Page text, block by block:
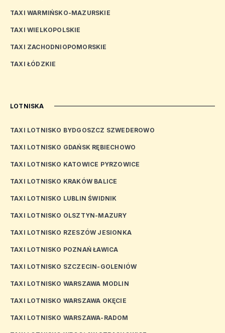
TAXI WARMIŃSKO-MAZURSKIE
TAXI WIELKOPOLSKIE
TAXI ZACHODNIOPOMORSKIE
TAXI ŁÓDZKIE
LOTNISKA
TAXI LOTNISKO BYDGOSZCZ SZWEDEROWO
TAXI LOTNISKO GDAŃSK RĘBIECHOWO
TAXI LOTNISKO KATOWICE PYRZOWICE
TAXI LOTNISKO KRAKÓW BALICE
TAXI LOTNISKO LUBLIN ŚWIDNIK
TAXI LOTNISKO OLSZTYN-MAZURY
TAXI LOTNISKO RZESZÓW JESIONKA
TAXI LOTNISKO POZNAŃ ŁAWICA
TAXI LOTNISKO SZCZECIN-GOLENIÓW
TAXI LOTNISKO WARSZAWA MODLIN
TAXI LOTNISKO WARSZAWA OKĘCIE
TAXI LOTNISKO WARSZAWA-RADOM